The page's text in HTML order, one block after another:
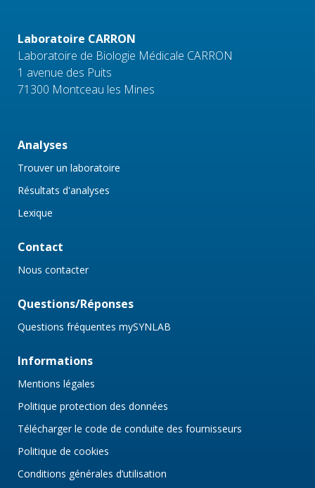
Laboratoire CARRON
Laboratoire de Biologie Médicale CARRON
1 avenue des Puits
71300 Montceau les Mines
Analyses
Trouver un laboratoire
Résultats d'analyses
Lexique
Contact
Nous contacter
Questions/Réponses
Questions fréquentes mySYNLAB
Informations
Mentions légales
Politique protection des données
Télécharger le code de conduite des fournisseurs
Politique de cookies
Conditions générales d’utilisation